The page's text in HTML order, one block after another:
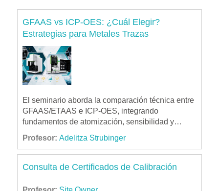
GFAAS vs ICP-OES: ¿Cuál Elegir?
Estrategias para Metales Trazas
El seminario aborda la comparación técnica entre
GFAAS/ETAAS e ICP-OES, integrando
fundamentos de atomización, sensibilidad y
desempeño metrológico y costos operativos. Se
desarrollan criterios de selección según matriz,
concentración y normativa, incluyendo validación,
con enfoque en decisiones analíticas en
Profesor: Adelitza Strubinger
Consulta de Certificados de Calibración